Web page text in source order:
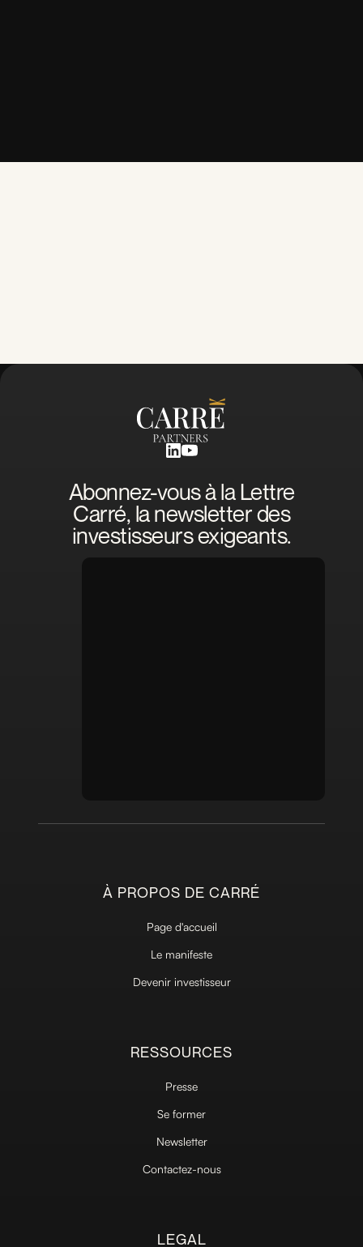
Abonnez-vous à la Lettre
Carré, la newsletter des
investisseurs exigeants.
À PROPOS DE CARRÉ
Page d'accueil
Le manifeste
Devenir investisseur
RESSOURCES
Presse
Se former
Newsletter
Contactez-nous
LEGAL